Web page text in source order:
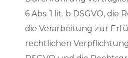
6 Abs. 1 lit. b DSGVO,
die Verarbeitung zur
rechtlichen